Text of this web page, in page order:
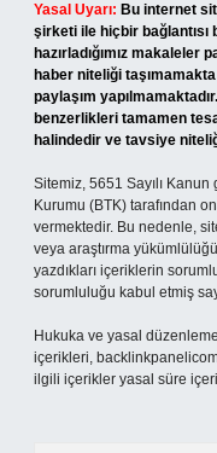
Yasal Uyarı: Bu internet
şirketi ile hiçbir bağlantısı
hazırladığımız
haber niteliği
paylaşım
benzerlikleri tamamen
halindedir ve tavsiye
Sitemiz, 5651 Sayılı
Kurumu (BTK) tarafından
vermektedir. Bu nedenle,
veya araştırma
yazdıkları içeriklerin
sorumluluğu kabul etmiş
Hukuka ve yasal
içerikleri,
ilgili içerikler yasal süre